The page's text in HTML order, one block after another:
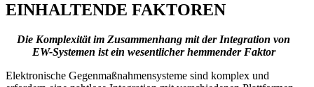
EINHALTENDE FAKTOREN
Die Komplexität im Zusammenhang mit der Integration von
EW-Systemen ist ein wesentlicher hemmender Faktor
Elektronische Gegenmaßnahmensysteme sind komplex und